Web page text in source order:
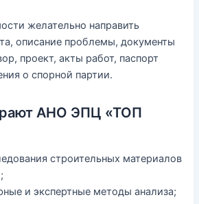
желательно направить
описание проблемы, документы
проект, акты работ, паспорт
о спорной партии.
АНО ЭПЦ «ТОП
строительных материалов
и экспертные методы анализа;